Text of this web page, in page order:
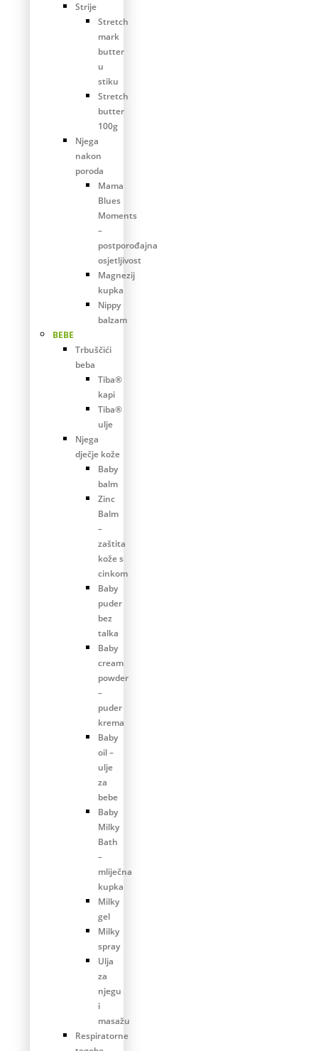
Strije
Stretch
mark
butter
u
stiku
Stretch
butter
100g
Njega
nakon
poroda
Mama
Blues
Moments
–
postporođajna
osjetljivost
Magnezij
kupka
Nippy
balzam
BEBE
Trbuščići
beba
Tiba®
kapi
Tiba®
ulje
Njega
dječje kože
Baby
balm
Zinc
Balm
–
zaštita
kože s
cinkom
Baby
puder
bez
talka
Baby
cream
powder
–
puder
krema
Baby
oil –
ulje
za
bebe
Baby
Milky
Bath
–
mliječna
kupka
Milky
gel
Milky
spray
Ulja
za
njegu
i
masažu
Respiratorne